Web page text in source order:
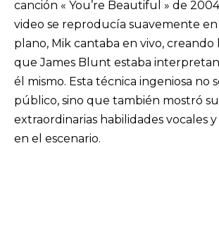
canción « You’re Beautiful » de
video se reproducía suavemente
plano, Mik cantaba en vivo, creando
que James Blunt estaba
él mismo. Esta técnica ingeniosa no
público, sino que también mostró
extraordinarias habilidades vocales
en el escenario.